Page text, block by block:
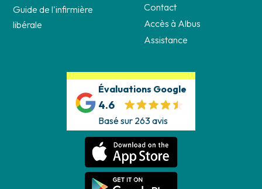
Guide de l'infirmière
libérale
Contact
Accès à Albus
Assistance
Évaluations Google
4.6
Basé sur 263 avis